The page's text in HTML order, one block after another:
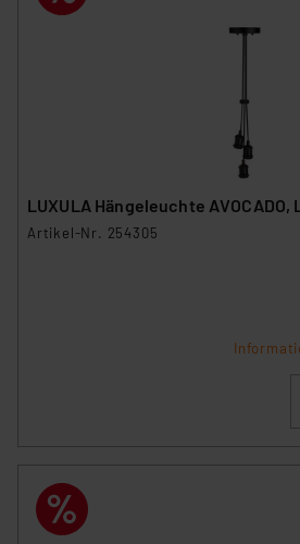
LUXULA Hängeleuchte AVOCADO,
Artikel-Nr. 254305